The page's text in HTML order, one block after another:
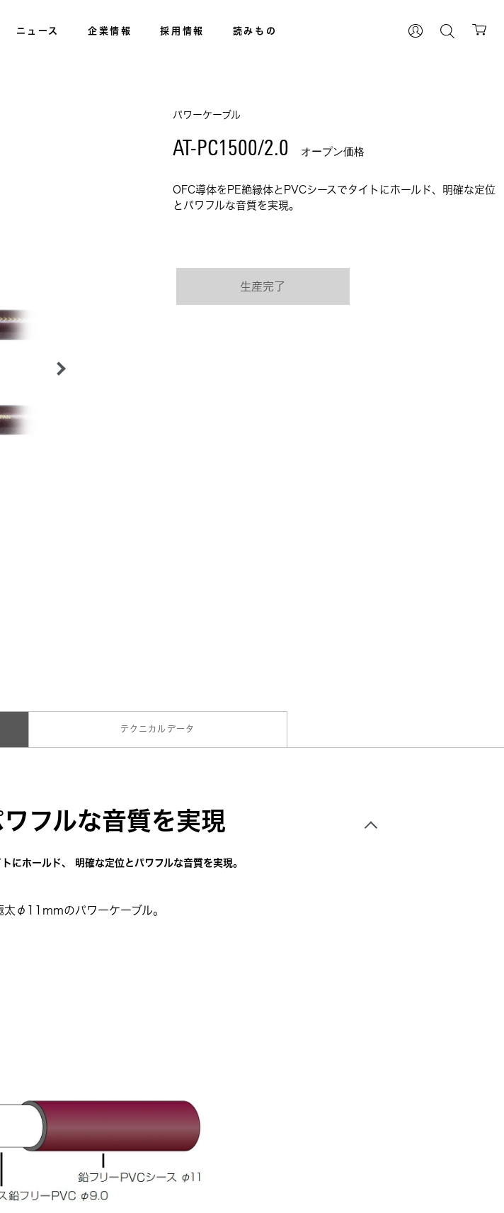
ニュース 企業情報 採用情報 読みもの
パワーケーブル
AT-PC1500/2.0 オープン価格
OFC導体をPE絶縁体とPVCシースでタイトにホールド、明確な定位
とパワフルな音質を実現。
生産完了
テクニカルデータ
フルな音質を実現
にホールド、 明確な定位とパワフルな音質を実現。
φ11mmのパワーケーブル。